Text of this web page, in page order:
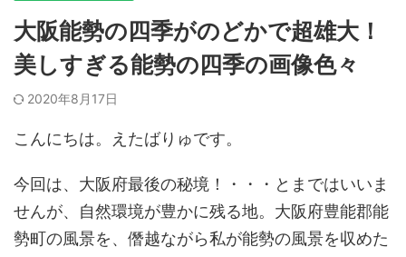
大阪能勢の四季がのどかで超雄大！
美しすぎる能勢の四季の画像色々
2020年8月17日
こんにちは。えたばりゅです。
今回は、大阪府最後の秘境！・・・とまではいいま
せんが、自然環境が豊かに残る地。大阪府豊能郡能
勢町の風景を、僭越ながら私が能勢の風景を収めた